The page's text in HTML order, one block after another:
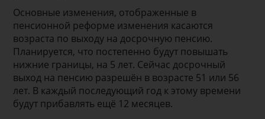
Основные изменения, отображенные в
пенсионной реформе изменения касаются
возраста по выходу на досрочную пенсию.
Планируется, что постепенно будут повышать
нижние границы, на 5 лет. Сейчас досрочный
выход на пенсию разрешён в возрасте 51 или 56
лет. В каждый последующий год к этому времени
будут прибавлять ещё 12 месяцев.